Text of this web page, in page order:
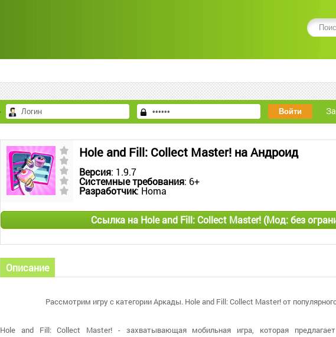
Hole and Fill: Collect Master! на Андроид
Версия: 1.9.7
Системные требования: 6+
Разработчик: Homa
Ссылка на Hole and Fill: Collect Master! (Мод: без
Описание
Рассмотрим игру с категории Аркады. Hole and Fill: Collect Master! от
Hole and Fill: Collect Master! - захватывающая мобильная игра, которая